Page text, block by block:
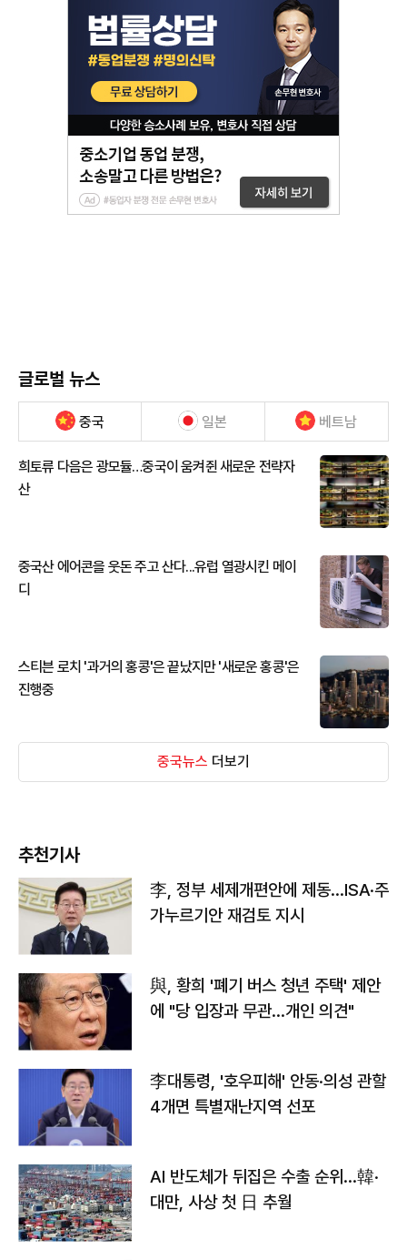
글로벌 뉴스
중국 일본 베트남
희토류 다음은 광모듈…중국이 움켜쥔 새로운 전략자
산
중국산 에어콘을 웃돈 주고 산다...유럽 열광시킨 메이
디
스티븐 로치 '과거의 홍콩'은 끝났지만 '새로운 홍콩'은
진행중
중국뉴스 더보기
추천기사
李, 정부 세제개편안에 제동…ISA·주
가누르기안 재검토 지시
與, 황희 '폐기 버스 청년 주택' 제안
에 "당 입장과 무관…개인 의견"
李대통령, '호우피해' 안동·의성 관할
4개면 특별재난지역 선포
AI 반도체가 뒤집은 수출 순위…韓·
대만, 사상 첫 日 추월